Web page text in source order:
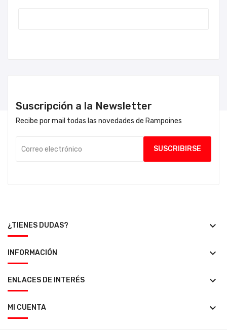
Suscripción a la Newsletter
Recibe por mail todas las novedades de Rampoines
¿TIENES DUDAS? keyboard_arrow_down
INFORMACIÓN keyboard_arrow_down
ENLACES DE INTERÉS keyboard_arrow_down
MI CUENTA keyboard_arrow_down